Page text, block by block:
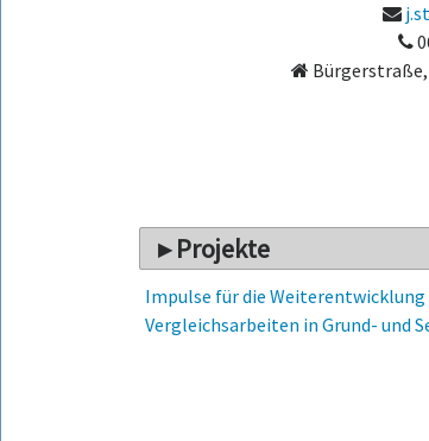
Bürgerstraße,
Projekte
Impulse für die
Vergleichsarbeiten in Grund- und